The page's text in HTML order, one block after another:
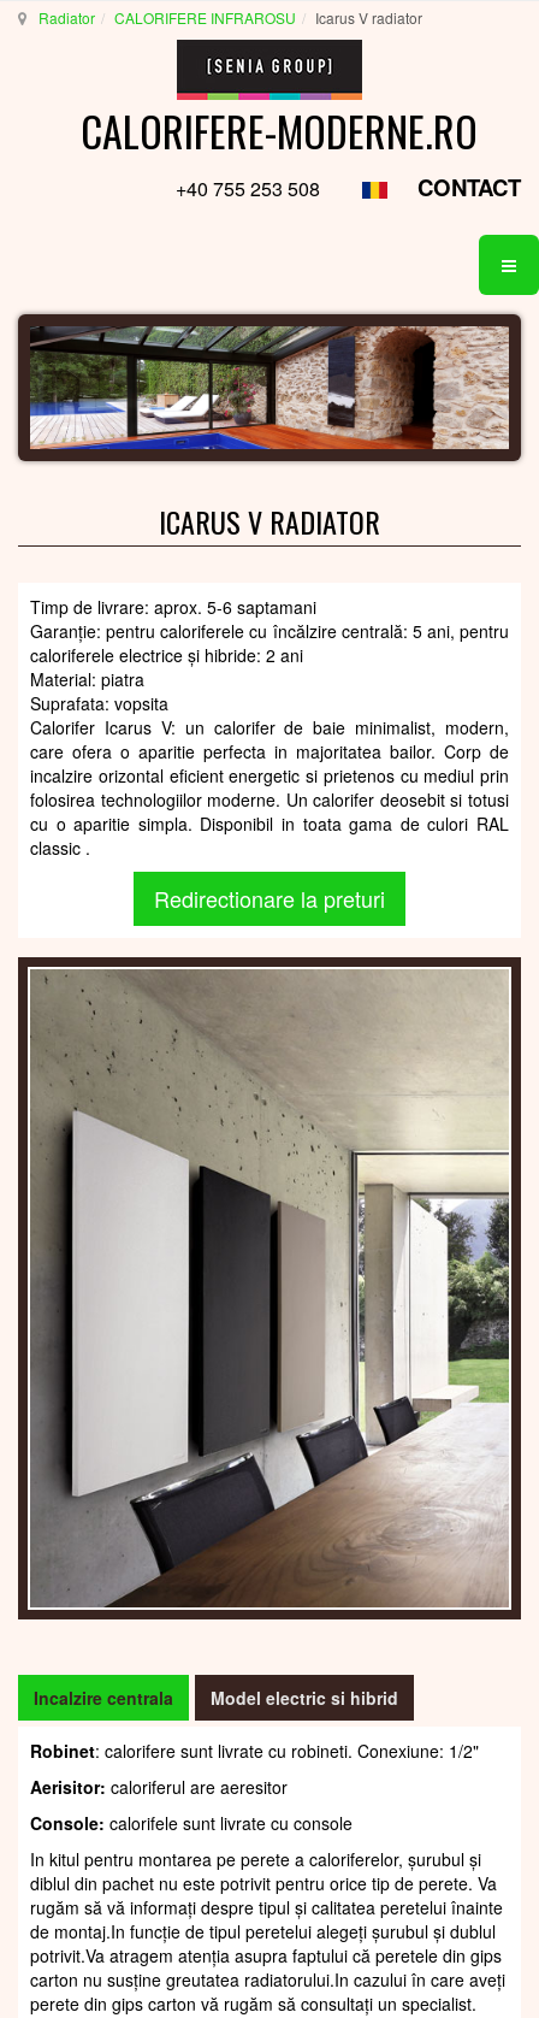
Radiator CALORIFERE INFRAROSU Icarus V radiator
CALORIFERE-MODERNE.RO
+40 755 253 508 CONTACT
ICARUS V RADIATOR
Timp de livrare: aprox. 5-6 saptamani
Garanție: pentru caloriferele cu încălzire centrală: 5 ani, pentru
caloriferele electrice și hibride: 2 ani
Material: piatra
Suprafata: vopsita
Calorifer Icarus V: un calorifer de baie minimalist, modern,
care ofera o aparitie perfecta in majoritatea bailor. Corp de
incalzire orizontal eficient energetic si prietenos cu mediul prin
folosirea technologiilor moderne. Un calorifer deosebit si totusi
cu o aparitie simpla. Disponibil in toata gama de culori RAL
classic .
Redirectionare la preturi
Incalzire centrala Model electric si hibrid
Robinet: calorifere sunt livrate cu robineti. Conexiune: 1/2"
Aerisitor: caloriferul are aeresitor
Console: calorifele sunt livrate cu console
In kitul pentru montarea pe perete a caloriferelor, șurubul și
diblul din pachet nu este potrivit pentru orice tip de perete. Va
rugăm să vă informați despre tipul și calitatea peretelui înainte
de montaj.In funcție de tipul peretelui alegeți șurubul și dublul
potrivit.Va atragem atenția asupra faptului că peretele din gips
carton nu susține greutatea radiatorului.In cazului în care aveți
perete din gips carton vă rugăm să consultați un specialist.